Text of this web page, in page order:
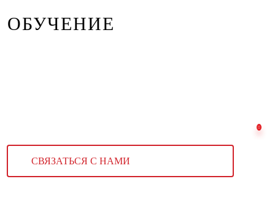
ОБУЧЕНИЕ
СВЯЗАТЬСЯ С НАМИ